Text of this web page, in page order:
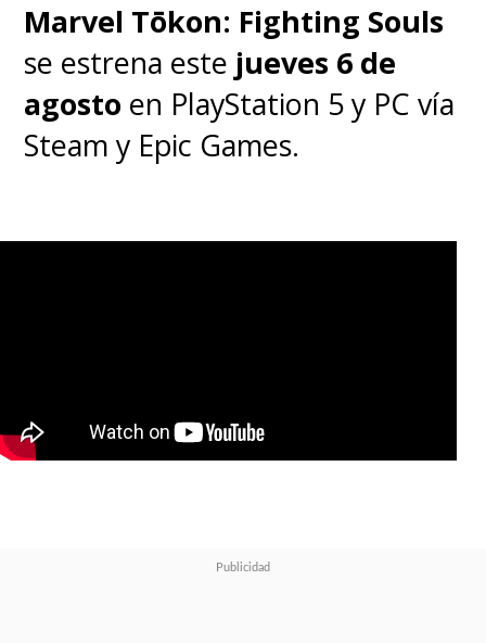
Marvel Tōkon: Fighting Souls
se estrena este jueves 6 de
agosto en PlayStation 5 y PC vía
Steam y Epic Games.